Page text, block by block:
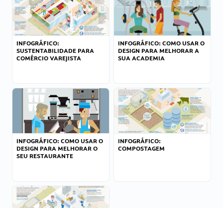
INFOGRÁFICO:
SUSTENTABILIDADE PARA
COMÉRCIO VAREJISTA
INFOGRÁFICO: COMO USAR O
DESIGN PARA MELHORAR A
SUA ACADEMIA
INFOGRÁFICO: COMO USAR O
DESIGN PARA MELHORAR O
SEU RESTAURANTE
INFOGRÁFICO:
COMPOSTAGEM